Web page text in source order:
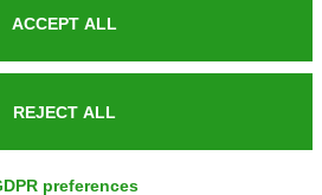
ANNOUNCEMENT
- C.so Italia n.8 70123, BARI
ACCEPT ALL
REJECT ALL
preferences